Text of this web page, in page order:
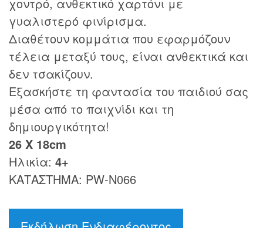
γυαλιστερό φινίρισμα.
Διαθέτουν κομμάτια που εφαρμόζουν
τέλεια μεταξύ τους, είναι ανθεκτικά και
δεν τσακίζουν.
Εξασκήστε τη φαντασία του παιδιού σας
μέσα από το παιχνίδι και τη
δημιουργικότητα!
26 Χ 18cm
Ηλικία: 4+
ΚΑΤΑΣΤΗΜΑ: PW-N066